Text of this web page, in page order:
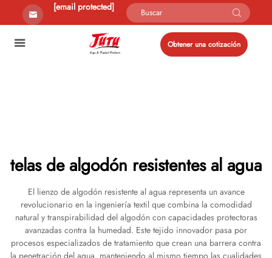
[email protected]
Obtener una cotización
telas de algodón resistentes al agua
El lienzo de algodón resistente al agua representa un avance
revolucionario en la ingeniería textil que combina la comodidad
natural y transpirabilidad del algodón con capacidades protectoras
avanzadas contra la humedad. Este tejido innovador pasa por
procesos especializados de tratamiento que crean una barrera contra
la penetración del agua, manteniendo al mismo tiempo las cualidades